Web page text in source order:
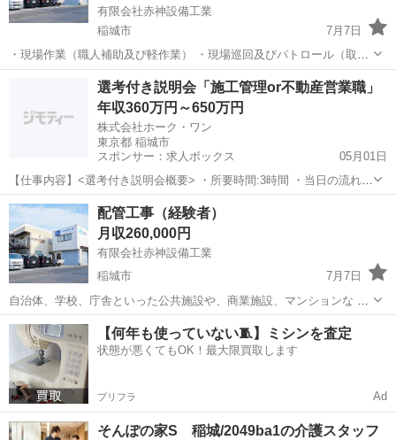
有限会社赤神設備工業
稲城市
7月7日
・現場作業（職人補助及び軽作業） ・現場巡回及びパトロール（取引
先や職人の御用聞きや営業活動） ・管資材手配と運搬（急遽必要にな
った資材を手配し車で届ける） ・予算管理（現場ごとにエクセルで作
成、材料費及び協力会社への...
稲城市 その他 業務
選考付き説明会「施工管理or不動産営業職」
年収360万円～650万円
株式会社ホーク・ワン
東京都 稲城市
スポンサー：求人ボックス
05月01日
【仕事内容】<選考付き説明会概要> ・所要時間:3時間 ・当日の流れ:
説明30分⇒選考1名につき30分 ・実施方法:オンライン ・参加URL: 人
数制限:5名まで ・開催頻度:月1開催 <仕事内容(施工管理)> 建売住宅主
軸のハウ...
正社員
配管工事（経験者）
月収260,000円
有限会社赤神設備工業
稲城市
7月7日
自治体、学校、庁舎といった公共施設や、商業施設、マンションな ど
の水道管・空調設備の施工・メンテナンスをしています。 ご依頼の幅
が広がり、有名スポーツスタジアムなど施工実績多数！ 大手サブコン
直取引なので、案件が豊...
東京 稲城市 その他
【何年も使っていない🧵】ミシンを査定
状態が悪くてもOK！最大限買取します
プリフラ Ad
そんぽの家S 稲城/2049ba1の介護スタッフ